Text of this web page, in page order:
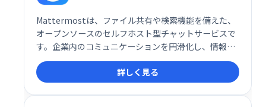
Mattermostは、ファイル共有や検索機能を備えた、
オープンソースのセルフホスト型チャットサービスで
す。企業内のコミュニケーションを円滑化し、情報共
有を促進します。柔軟なシステムで組織のニーズに合
わせたカスタマイズが可能です。セキュアな環境で、
チームワークの向上と生産性アップを実現します。
詳しく見る